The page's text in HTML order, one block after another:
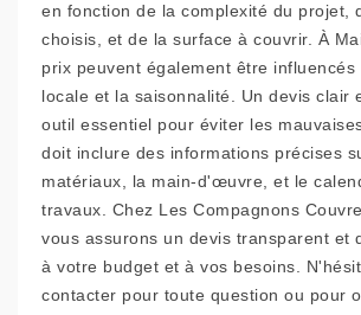
en fonction de la complexité du projet,
choisis, et de la surface à couvrir. À
prix peuvent également être influencés
locale et la saisonnalité. Un devis clair
outil essentiel pour éviter les
doit inclure des informations précises
matériaux, la main-d'œuvre, et le
travaux. Chez Les Compagnons
vous assurons un devis transparent et
à votre budget et à vos besoins.
contacter pour toute question ou pour